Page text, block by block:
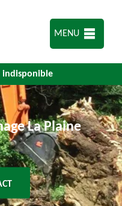
MENU
indisponible
La Plaine